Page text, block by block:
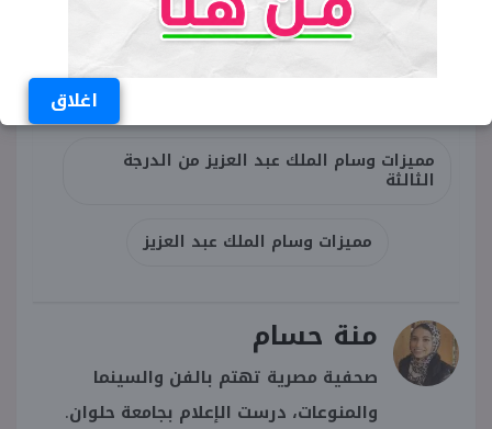
اغلاق
شكل وسام الملك عبد العزيز الدرجة الثالثة
مميزات وسام الملك عبد العزيز من الدرجة
الثالثة
مميزات وسام الملك عبد العزيز
منة حسام
صحفية مصرية تهتم بالفن والسينما
والمنوعات، درست الإعلام بجامعة حلوان.